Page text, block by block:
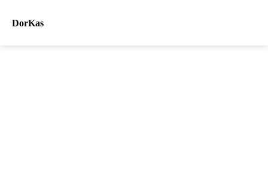
DorKas